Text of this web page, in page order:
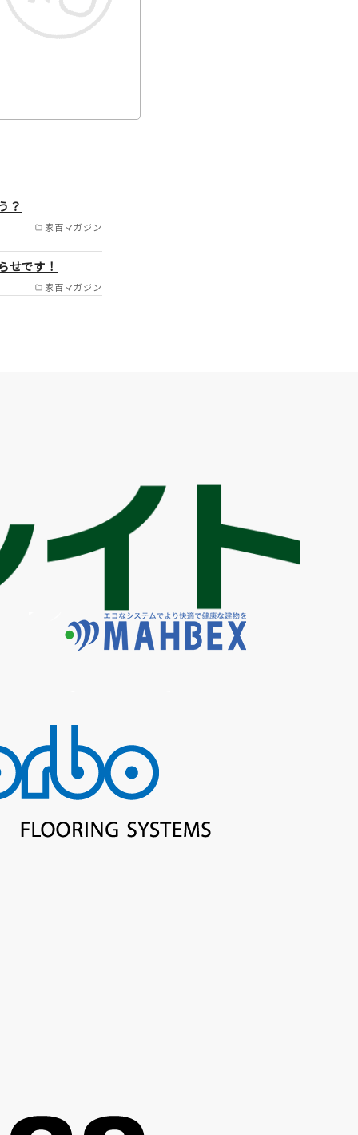
市/西宮市/芦屋市/島
市/堺市/和泉市/松原
/高石市/和泉大津
家百マガジン
？
家百マガジン
せです！